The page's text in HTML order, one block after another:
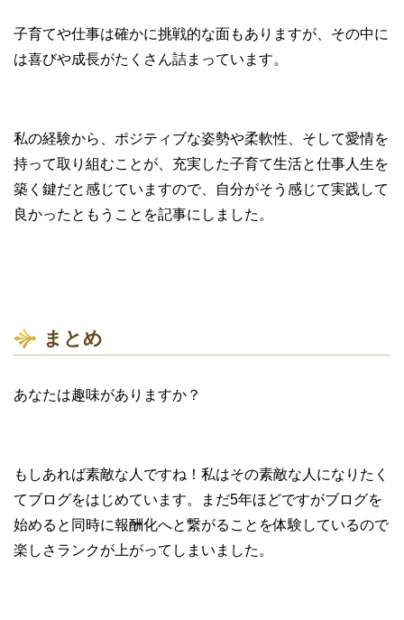
子育てや仕事は確かに挑戦的な面もありますが、その中に
は喜びや成長がたくさん詰まっています。
私の経験から、ポジティブな姿勢や柔軟性、そして愛情を
持って取り組むことが、充実した子育て生活と仕事人生を
築く鍵だと感じていますので、自分がそう感じて実践して
良かったともうことを記事にしました。
まとめ
あなたは趣味がありますか？
もしあれば素敵な人ですね！私はその素敵な人になりたく
てブログをはじめています。まだ5年ほどですがブログを
始めると同時に報酬化へと繋がることを体験しているので
楽しさランクが上がってしまいました。